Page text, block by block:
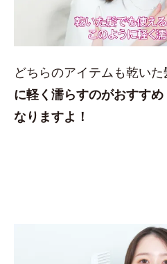
どちらのアイテムも乾いた
に軽く濡らすのがおすすめ
なりますよ！